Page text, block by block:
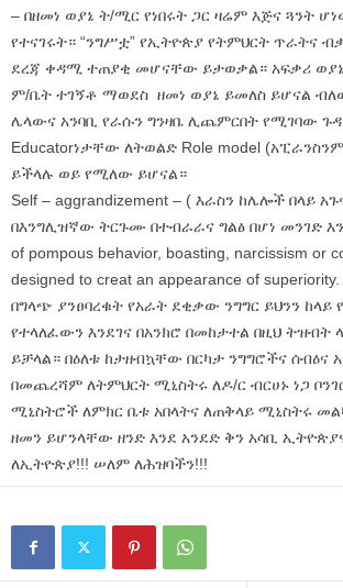
– በዘመነ ወያኔ ት/ሚር የነበሩት ጋር ዛሬም እጅና ጓንት
የተናገሩት። “ንግሥቷ” የኢትዮጵያ የትምህርት ጥራትና
ደረጃ ቀዳሚ ተጠያቂ መሆናቸው ይታወቃል። አፍቃሪ
ም/ቤት ተገኝቶ ማወደስ ዘመነ ወያኔ ይመለስ ይሆናል
ሌላውና አንባቢ የራሱን ግንዛቤ ሊጨምርበት የሚገባው
Educatorነታቸው ለትወልድ Role model
ይችላሉ ወይ የሚለው ይሆናል።
Self – aggrandizement – ( እራስን ከሌሎች በላይ
በእንግሊዝኛው ትርጉሙ በተብራራና ግልፅ በሆነ መንገድ
of pompous behavior, boasting, narcissism or
designed to creat an appearance of
በግላጭ ያንፀባረቁት የአራት ደቂቃው ንግግር ይህንን ከላይ
የተላለፈውን እንደገና በአንክሮ በመከታተል በዚህ ትዝብት
ይቻላል። በዕለቱ ከታዘብኳቸው በርካታ ንግግሮችና ሰብዕና
በመጨረሻም ለትምህርት ሚኒስትሩ ለዶ/ር ብርሀኑ ነጋ
ሚኒስትሮች ለምክር ቤቱ አበላትና ለጠቅላይ ሚኒስትሩ
ዘመን ይሆንላቸው ዘንድ እንደ አንደድ ቅን አሳቢ
ለኢትዮጵያ!!! ሠለም ለሕዝባችን!!!